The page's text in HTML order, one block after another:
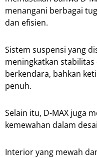
menangani berbagai
dan efisien.
Sistem suspensi yang
meningkatkan stabilitas
berkendara, bahkan
penuh.
Selain itu, D-MAX juga
kemewahan dalam
Interior yang mewah